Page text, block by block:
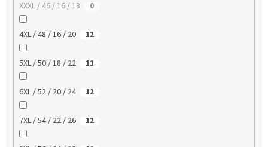
XXXL / 46 / 16 / 18 0
4XL / 48 / 16 / 20 12
5XL / 50 / 18 / 22 11
6XL / 52 / 20 / 24 12
7XL / 54 / 22 / 26 12